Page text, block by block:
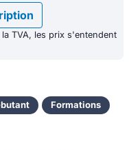
TVA, les prix s'entendent
Formations